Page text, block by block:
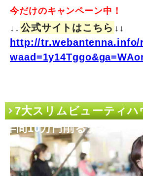
今だけのキャンペーン中！
↓↓ 公式サイトはこちら ↓↓
http://tr.webantenna.info/
7大スリムビューティハ
年間10万円削るテクニッ